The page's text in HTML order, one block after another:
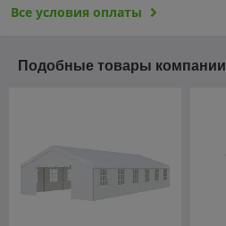
Все условия оплаты
Подобные товары компании